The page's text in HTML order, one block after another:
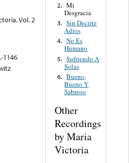
Vol. 2
1146
2. Mi
Desgracia
3. Sin Decirte
Adios
4. No Es
Humano
5. Sufriendo A
Solas
6. Bueno,
Bueno Y
Sabroso
Other
Recordings
by Maria
Victoria